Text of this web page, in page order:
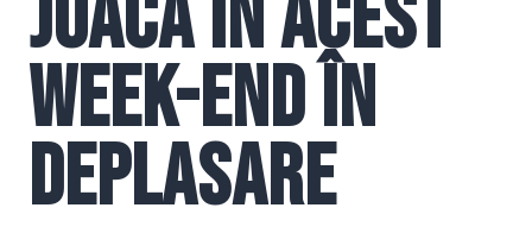
joacă în acest
week-end în
deplasare